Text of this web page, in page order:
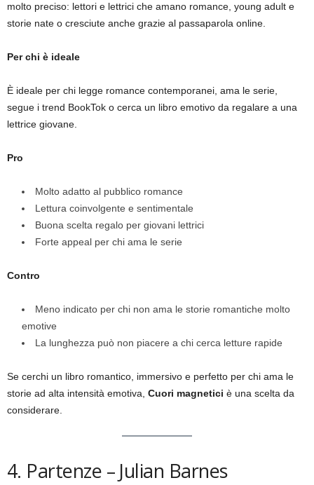
molto preciso: lettori e lettrici che amano romance, young adult e
storie nate o cresciute anche grazie al passaparola online.
Per chi è ideale
È ideale per chi legge romance contemporanei, ama le serie,
segue i trend BookTok o cerca un libro emotivo da regalare a una
lettrice giovane.
Pro
Molto adatto al pubblico romance
Lettura coinvolgente e sentimentale
Buona scelta regalo per giovani lettrici
Forte appeal per chi ama le serie
Contro
Meno indicato per chi non ama le storie romantiche molto
emotive
La lunghezza può non piacere a chi cerca letture rapide
Se cerchi un libro romantico, immersivo e perfetto per chi ama le
storie ad alta intensità emotiva, Cuori magnetici è una scelta da
considerare.
4. Partenze – Julian Barnes